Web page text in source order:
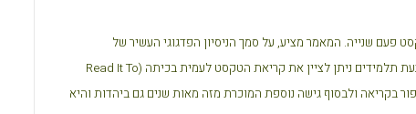
פעם שנייה. המאמר מציע, על סמך הניסיון הפדגוגי העשיר של
Read It To
בקריאה ולבסוף גישה נוספת המוכרת מזה מאות שנים גם ביהדות והיא